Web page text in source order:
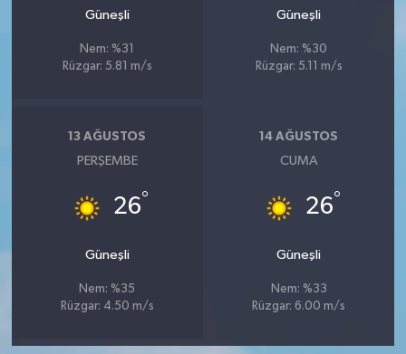
Güneşli
Nem: %31
Rüzgar: 5.81 m/s
Güneşli
Nem: %30
Rüzgar: 5.11 m/s
13 AĞUSTOS
PERŞEMBE
26°
Güneşli
Nem: %35
Rüzgar: 4.50 m/s
14 AĞUSTOS
CUMA
26°
Güneşli
Nem: %33
Rüzgar: 6.00 m/s